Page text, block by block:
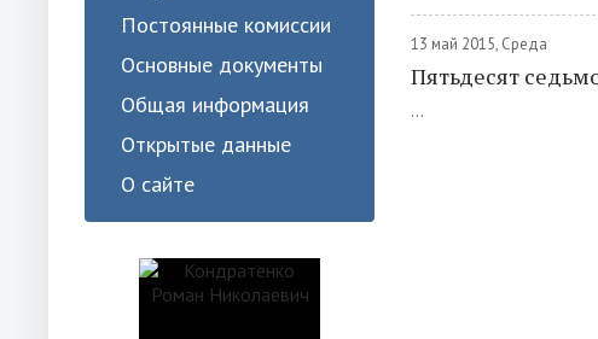
Постоянные комиссии
Основные документы
Общая информация
Открытые данные
О сайте
13 май 2015, Среда
Пятьдесят
...